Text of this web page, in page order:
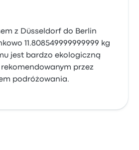
z Düsseldorf do Berlin
11.808549999999999 kg
jest bardzo ekologiczną
przez
podróżowania.